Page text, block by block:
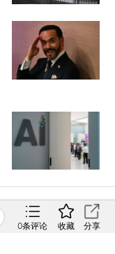
0条评论 收藏 分享